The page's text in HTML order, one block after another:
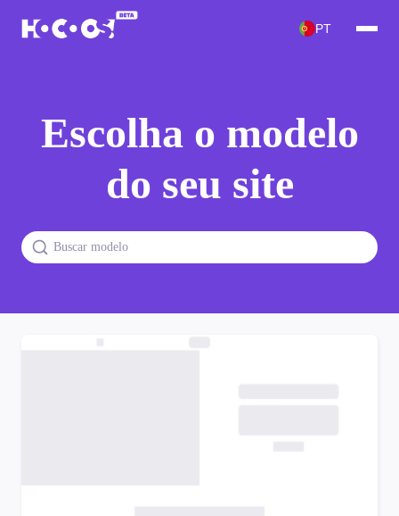
PT
Escolha o modelo
do seu site